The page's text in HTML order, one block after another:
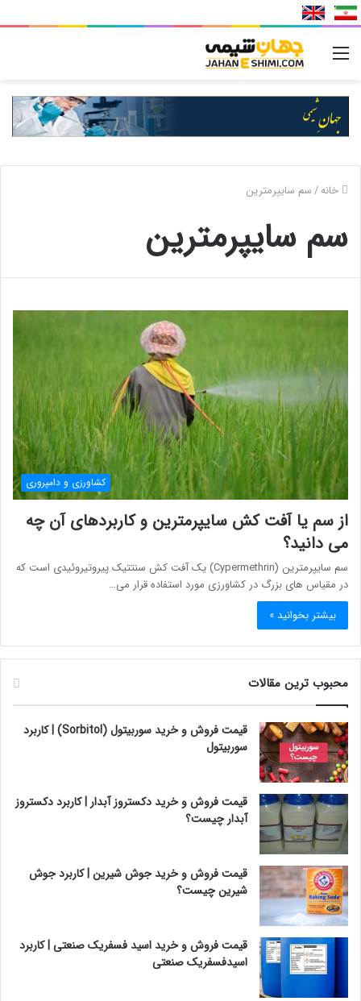
خانه/سم سایپرمترین
سم سایپرمترین
کشاورزی و دامپروری
از سم یا آفت کش سايپرمترين و کاربردهای آن چه
می دانید؟
سم سايپرمترين (Cypermethrin) یک آفت کش سنتتیک پیروتیروئیدی است که
در مقیاس های بزرگ در کشاورزی مورد استفاده قرار می…
بیشتر بخوانید »
محبوب ترین مقالات
قیمت فروش و خرید سوربیتول (Sorbitol) | کاربرد
سوربیتول
قیمت فروش و خرید دکستروز آبدار | کاربرد دکستروز
آبدار چیست؟
قیمت فروش و خرید جوش شیرین | کاربرد جوش
شیرین چیست؟
قیمت فروش و خرید اسید فسفریک صنعتی | کاربرد
اسیدفسفریک صنعتی